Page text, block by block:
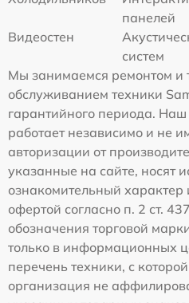
панелей
Видеостен
систем
Мы занимаемся ремонтом и
обслуживанием техники
гарантийного периода. Наш
работает независимо и не
авторизации от
указанные на сайте, носят
ознакомительный характер
офертой согласно п. 2 ст.
обозначения торговой
только в информационных
перечень техники, с
организация не